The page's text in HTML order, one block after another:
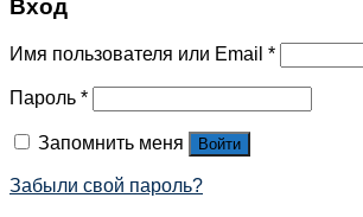
Вход
Имя пользователя или Email *
Пароль *
Запомнить меня Войти
Забыли свой пароль?